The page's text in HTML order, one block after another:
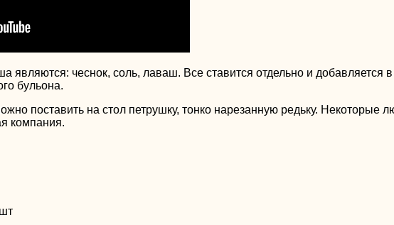
являются: чеснок, соль, лаваш. Все ставится отдельно и добавляется
бульона.
поставить на стол петрушку, тонко нарезанную редьку. Некоторые
компания.
шт